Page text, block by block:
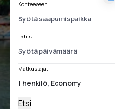
Kohteeseen
Lähtö
Matkustajat
Etsi